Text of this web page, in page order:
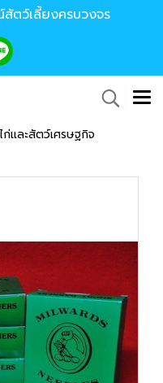
ตว์เลี้ยงครบวงจร
และสัตว์เศรษฐกิจ